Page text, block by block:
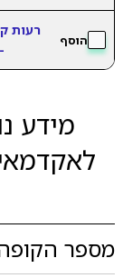
הוסף
רעות
מידע
מספר